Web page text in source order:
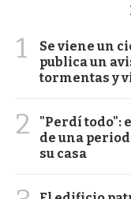
1
Se viene un
publica un
tormentas y
2
"Perdí todo":
de una
su casa